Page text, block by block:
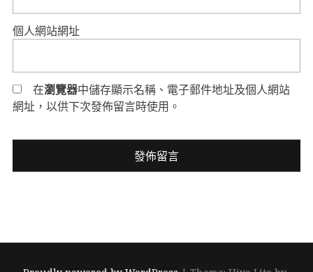
個人網站網址
在瀏覽器中儲存顯示名稱、電子郵件地址及個人網站
網址，以供下次發佈留言時使用。